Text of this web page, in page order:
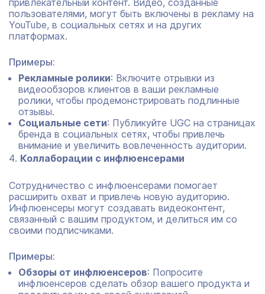
привлекательный контент. Видео, созданные
пользователями, могут быть включены в рекламу на
YouTube, в социальных сетях и на других
платформах.
Примеры:
Рекламные ролики: Включите отрывки из
видеообзоров клиентов в ваши рекламные
ролики, чтобы продемонстрировать подлинные
отзывы.
Социальные сети: Публикуйте UGC на страницах
бренда в социальных сетях, чтобы привлечь
внимание и увеличить вовлеченность аудитории.
Коллаборации с инфлюенсерами
Сотрудничество с инфлюенсерами помогает
расширить охват и привлечь новую аудиторию.
Инфлюенсеры могут создавать видеоконтент,
связанный с вашим продуктом, и делиться им со
своими подписчиками.
Примеры:
Обзоры от инфлюенсеров: Попросите
инфлюенсеров сделать обзор вашего продукта и